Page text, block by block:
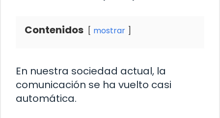
Contenidos mostrar
En nuestra sociedad actual, la
comunicación se ha vuelto casi
automática.